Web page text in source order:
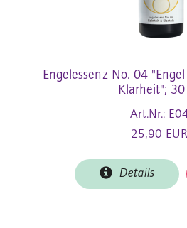
Engelessenz No. 04
Klarheit"; 30
Art.Nr.:
25,90 EUR
Details